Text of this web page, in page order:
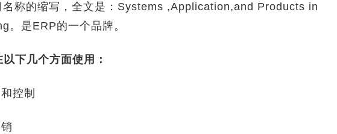
的缩写，全文是：Systems ,Application,and Products in
。是ERP的一个品牌。
下几个方面使用：
控制